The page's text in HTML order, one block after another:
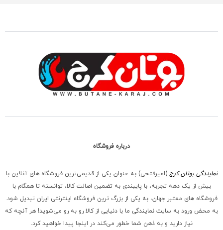
درباره فروشگاه
نمایندگی بوتان کرج (امیرفتحی) به عنوان یکی از قدیمی‌ترین فروشگاه های آنلاین با
بیش از یک دهه تجربه، با پایبندی به تضمین اصالت کالا، توانسته تا همگام با
فروشگاه‌ های معتبر جهان، به یکی از بزرگ‌ ترین فروشگاه اینترنتی ایران تبدیل شود.
به محض ورود به سایت نمایندگی ما با دنیایی از کالا رو به رو می‌شوید! هر آنچه که
نیاز دارید و به ذهن شما خطور می‌کند در اینجا پیدا خواهید کرد.